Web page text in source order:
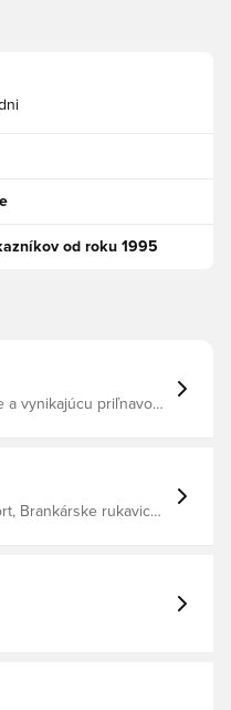
od roku 1995
a vynikajúcu priľnavosť
a dokonalé
dokonalé
Pravidelný strih
Brankárske rukavice,